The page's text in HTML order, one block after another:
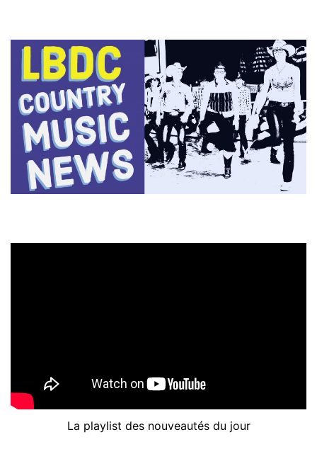
La playlist des nouveautés du jour